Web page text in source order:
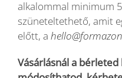
alkalommal minimum
szüneteltethető, amit
előtt, a
Vásárlásnál a